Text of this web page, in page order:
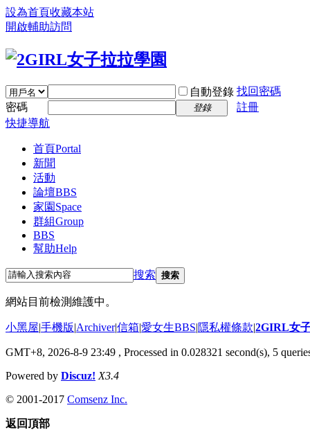
設為首頁收藏本站
開啟輔助訪問
自動登錄 找回密碼
密碼
登錄
註冊
快捷導航
首頁Portal
新聞
活動
論壇BBS
家園 Space
群組Group
BBS
幫助Help
搜索 搜索
網站目前檢測維護中。
小黑屋|手機版|Archiver|信箱|愛女生BBS|隱私權條款|2GIRL女
GMT+8, 2026-8-9 23:49 , Processed in 0.028321 second(s), 5
Powered by Discuz! X3.4
© 2001-2017 Comsenz Inc.
返回頂部